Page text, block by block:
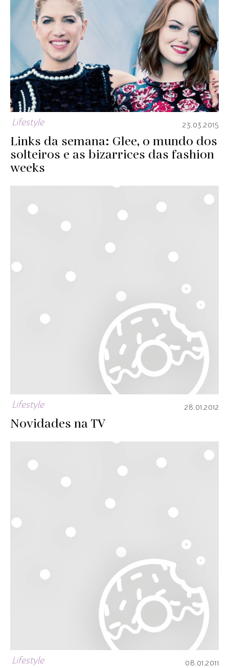
Lifestyle 23.03.2015
Links da semana: Glee, o mundo dos
solteiros e as bizarrices das fashion
weeks
Lifestyle 28.01.2012
Novidades na TV
Lifestyle 08.01.2011